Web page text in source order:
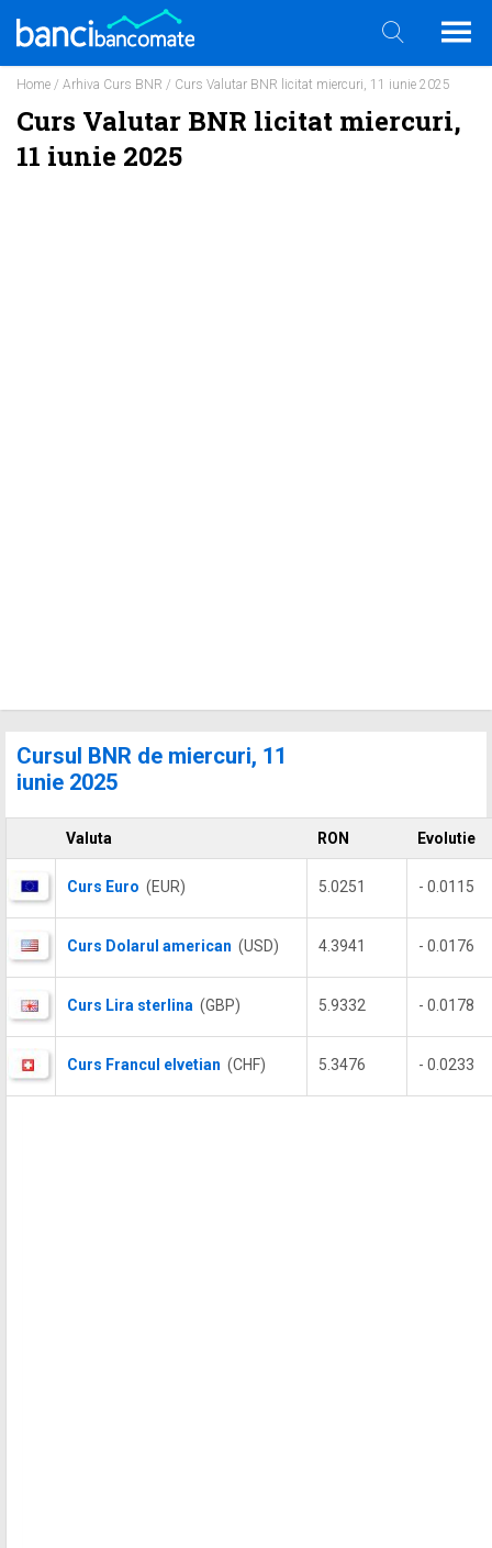
Home / Arhiva Curs BNR / Curs Valutar BNR licitat miercuri, 11 iunie 2025
Curs Valutar BNR licitat miercuri,
11 iunie 2025
Cursul BNR de miercuri, 11
iunie 2025
Valuta RON Evolutie
Curs Euro (EUR) 5.0251 - 0.0115
Curs Dolarul american (USD) 4.3941 - 0.0176
Curs Lira sterlina (GBP) 5.9332 - 0.0178
Curs Francul elvetian (CHF) 5.3476 - 0.0233